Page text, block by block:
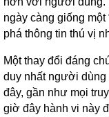
ngày càng giống
phá thông tin thú vị
Một thay đổi đáng
duy nhất người dùng
đây, gần như mọi
giờ đây hành vi này